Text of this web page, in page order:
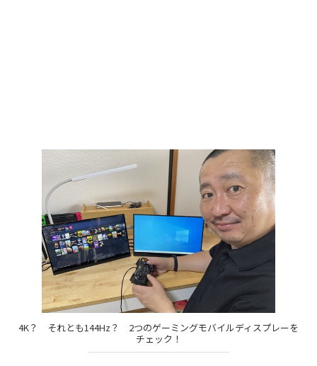
4K？ それとも144Hz？ 2つのゲーミングモバイルディスプレーを
チェック！